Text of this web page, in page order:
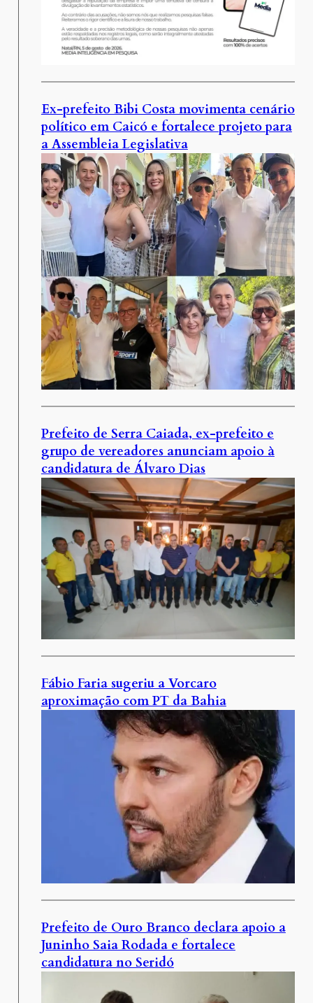
Ex-prefeito Bibi Costa movimenta cenário
político em Caicó e fortalece projeto para
a Assembleia Legislativa
Prefeito de Serra Caiada, ex-prefeito e
grupo de vereadores anunciam apoio à
candidatura de Álvaro Dias
Fábio Faria sugeriu a Vorcaro
aproximação com PT da Bahia
Prefeito de Ouro Branco declara apoio a
Juninho Saia Rodada e fortalece
candidatura no Seridó